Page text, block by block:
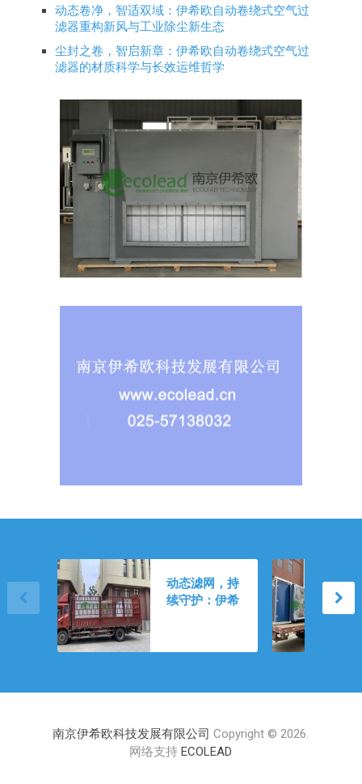
动态卷净，智适双域：伊希欧自动卷绕式空气过
滤器重构新风与工业除尘新生态
尘封之卷，智启新章：伊希欧自动卷绕式空气过
滤器的材质科学与长效运维哲学
动态滤网，持
续守护：伊希
长效运维与选
卷绕式过滤器的
动态净化逻辑：
伊希欧如何以智
能卷轴重构工业
与新风洁净生态
南京伊希欧科技发展有限公司 Copyright © 2026.
网络支持 ECOLEAD